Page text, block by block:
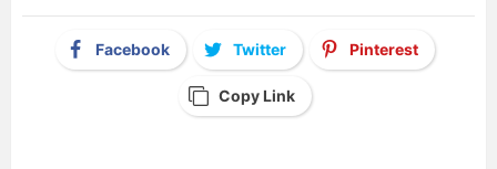
Facebook Twitter Pinterest
Copy Link